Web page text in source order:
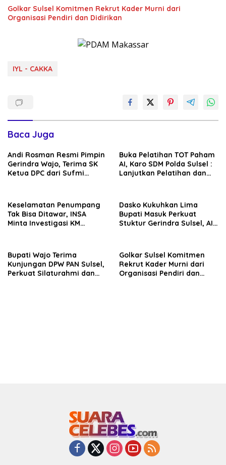
Golkar Sulsel Komitmen Rekrut Kader Murni dari
Organisasi Pendiri dan Didirikan
IYL - CAKKA
Baca Juga
Andi Rosman Resmi Pimpin
Gerindra Wajo, Terima SK
Ketua DPC dari Sufmi
Buka Pelatihan TOT Paham
AI, Karo SDM Polda Sulsel :
Lanjutkan Pelatihan dan
Keselamatan Penumpang
Tak Bisa Ditawar, INSA
Minta Investigasi KM
Dasko Kukuhkan Lima
Bupati Masuk Perkuat
Stuktur Gerindra Sulsel, AIA
Bupati Wajo Terima
Kunjungan DPW PAN Sulsel,
Perkuat Silaturahmi dan
Golkar Sulsel Komitmen
Rekrut Kader Murni dari
Organisasi Pendiri dan